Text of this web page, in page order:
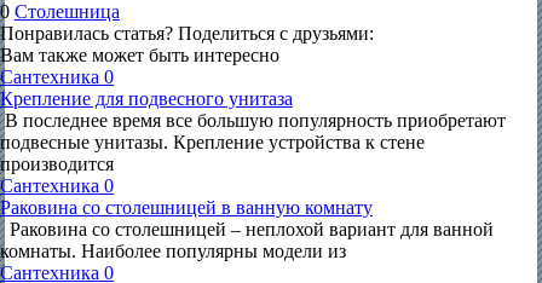
0 Столешница
Понравилась статья? Поделиться с друзьями:
Вам также может быть интересно
Сантехника 0
Крепление для подвесного унитаза
В последнее время все большую популярность приобретают
подвесные унитазы. Крепление устройства к стене
производится
Сантехника 0
Раковина со столешницей в ванную комнату
Раковина со столешницей – неплохой вариант для ванной
комнаты. Наиболее популярны модели из
Сантехника 0